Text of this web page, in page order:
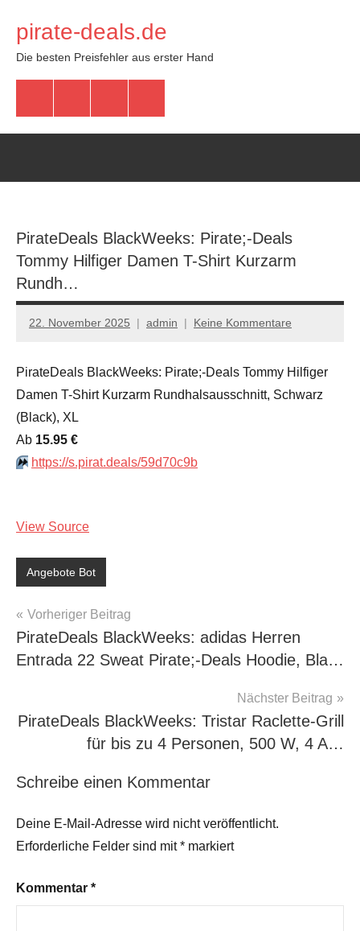
Inhalt
springen
pirate-deals.de
Die besten Preisfehler aus erster Hand
PirateDeals BlackWeeks: Pirate;-Deals
Tommy Hilfiger Damen T-Shirt Kurzarm
Rundh…
22. November 2025 admin Keine Kommentare
PirateDeals BlackWeeks: Pirate;-Deals Tommy Hilfiger
Damen T-Shirt Kurzarm Rundhalsausschnitt, Schwarz
(Black), XL
Аb 15.95 €
⏩️ https://s.pirat.deals/59d70c9b
View Source
Angebote Bot
Beitragsnavigation
Vorheriger Beitrag
PirateDeals BlackWeeks: adidas Herren
Entrada 22 Sweat Pirate;-Deals Hoodie, Bla…
Nächster Beitrag
PirateDeals BlackWeeks: Tristar Raclette-Grill
für bis zu 4 Personen, 500 W, 4 A…
Schreibe einen Kommentar
Deine E-Mail-Adresse wird nicht veröffentlicht.
Erforderliche Felder sind mit* markiert
Kommentar *